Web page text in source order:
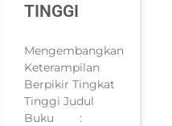
TINGGI
Mengembangkan
Keterampilan
Berpikir Tingkat
Tinggi Judul
Buku :